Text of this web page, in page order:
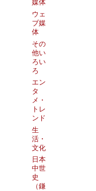
媒体
ウェ
ブ媒
体
その
他い
ろい
ろ
エン
タ
メ・
トレ
ンド
生
活・
文化
日本
中世
史
（鎌